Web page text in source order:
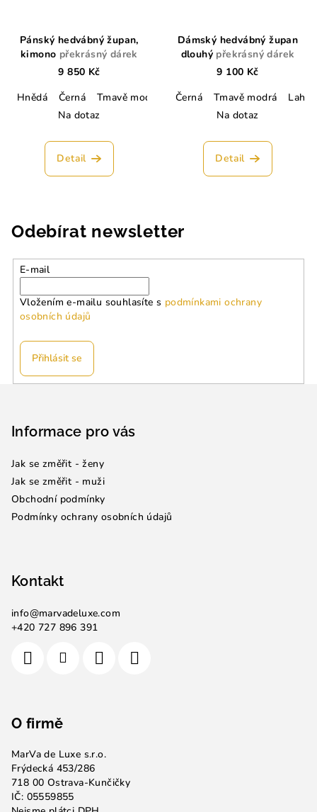
Pánský hedvábný župan,
kimono překrásný dárek
9 850 Kč
Hnědá
Černá Tmavě modrá Lahvově zelená Stříbrná
Na dotaz
Detail
Dámský hedvábný župan
dlouhý překrásný dárek
9 100 Kč
Černá
Tmavě modrá
Na dotaz
Detail
Odebírat newsletter
E-mail
Vložením e-mailu souhlasíte s podmínkami ochrany
osobních údajů
Přihlásit se
Informace pro vás
Jak se změřit - ženy
Jak se změřit - muži
Obchodní podmínky
Podmínky ochrany osobních údajů
Kontakt
info@marvadeluxe.com
+420 727 896 391
O firmě
MarVa de Luxe s.r.o.
Frýdecká 453/286
718 00 Ostrava-Kunčičky
IČ: 05559855